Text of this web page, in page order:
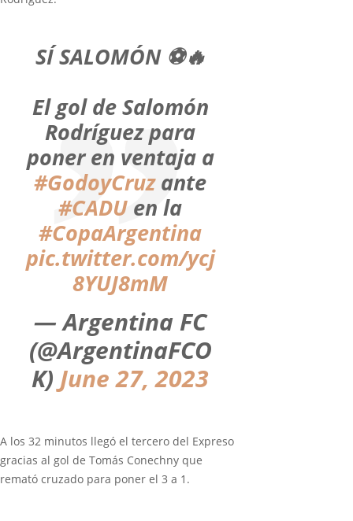
SÍ SALOMÓN ⚽️🔥
El gol de Salomón
Rodríguez para
poner en ventaja a
#GodoyCruzante
#CADU en la
#CopaArgentina
pic.twitter.com/ycj
8YUJ8mM
— Argentina FC
(@ArgentinaFCO
K) June 27, 2023
A los 32 minutos llegó el tercero del Expreso
gracias al gol de Tomás Conechny que
remató cruzado para poner el 3 a 1.